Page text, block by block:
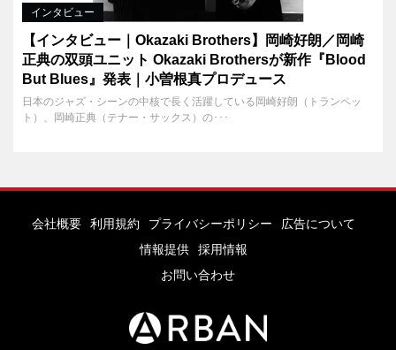
インタビュー
【インタビュー｜Okazaki Brothers】岡崎好朗／岡崎
正典の双頭ユニット Okazaki Brothersが新作『Blood
But Blues』発表｜小曽根真プロデュース
日本のジャズ・シーンの中核で長く活躍している岡崎好朗（トランペッ
ト）、岡崎正典（テナー・サックス）の･･･
会社概要 利用規約 プライバシーポリシー
広告について
情報提供
採用情報
お問い合わせ